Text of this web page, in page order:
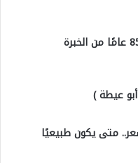
مجموعة شركات ملجراميكال.. أكثر من 85 عامًا من الخبرة
عيطة )
متى يكون طبيعيًا